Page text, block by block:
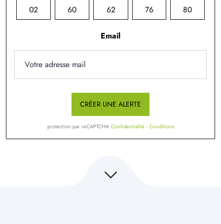
02 60 62 76 80
Email
CRÉER UNE ALERTE
protection par reCAPTCHA Confidentialité - Conditions